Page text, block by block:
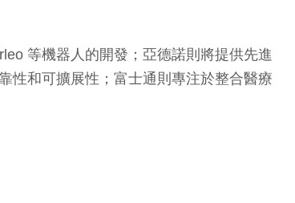
等機器人的開發；亞德諾則將提供先進
性和可擴展性；富士通則專注於整合醫療